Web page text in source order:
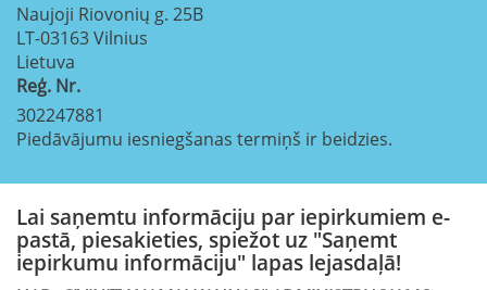
Naujoji Riovonių g. 25B
LT-03163Vilnius
Lietuva
Reģ. Nr.
302247881
Piedāvājumu iesniegšanas termiņš ir beidzies.
Lai saņemtu informāciju par iepirkumiem e-
pastā, piesakieties, spiežot uz "Saņemt
iepirkumu informāciju" lapas lejasdaļā!